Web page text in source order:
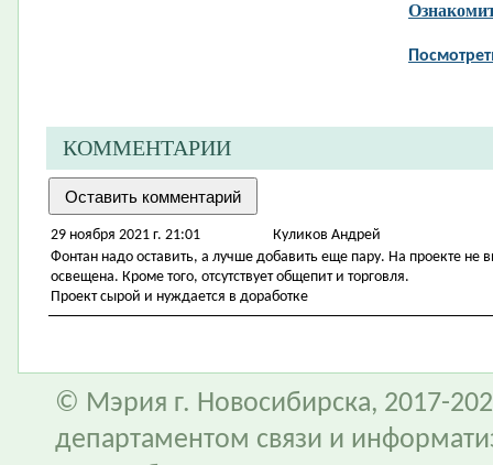
КОММЕНТАРИИ
29 ноября 2021 г. 21:01
Куликов Андрей
Фонтан надо оставить, а лучше добавить еще пару. На проекте не
освещена. Кроме того, отсутствует общепит и торговля.
Проект сырой и нуждается в доработке
© Мэрия г. Новосибирска, 2017-
департаментом связи и